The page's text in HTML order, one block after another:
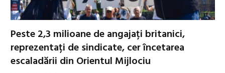
Peste 2,3 milioane de angajați britanici,
reprezentați de sindicate, cer încetarea
escaladării din Orientul Mijlociu